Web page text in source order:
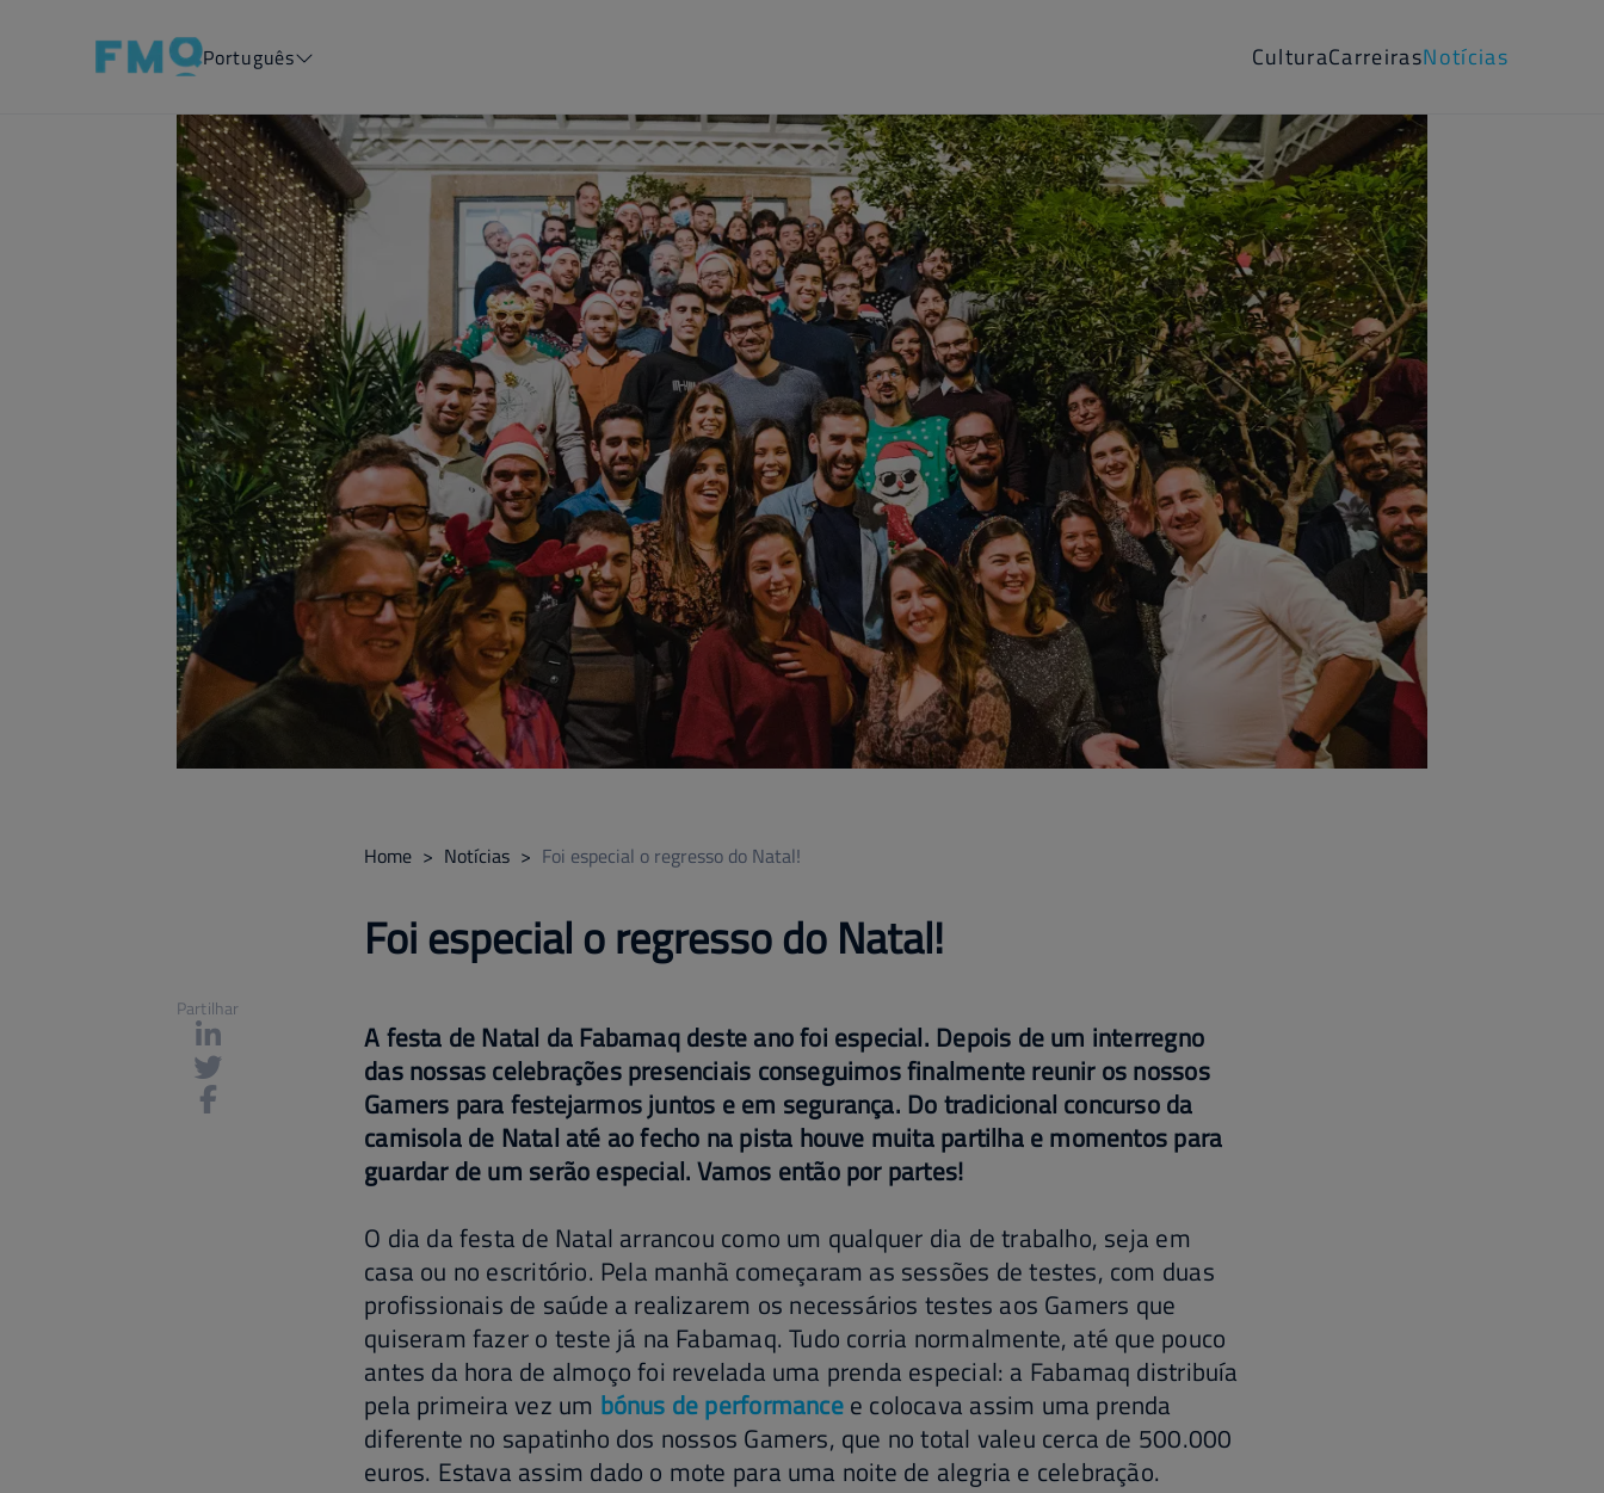
Português CulturaCarreirasNotícias
Partilhar
Home > Notícias > Foi especial o regresso do Natal!
Foi especial o regresso do Natal!
A festa de Natal da Fabamaq deste ano foi especial. Depois de um interregno
das nossas celebrações presenciais conseguimos finalmente reunir os nossos
Gamers para festejarmos juntos e em segurança. Do tradicional concurso da
camisola de Natal até ao fecho na pista houve muita partilha e momentos para
guardar de um serão especial. Vamos então por partes!
O dia da festa de Natal arrancou como um qualquer dia de trabalho, seja em
casa ou no escritório. Pela manhã começaram as sessões de testes, com duas
profissionais de saúde a realizarem os necessários testes aos Gamers que
quiseram fazer o teste já na Fabamaq. Tudo corria normalmente, até que pouco
antes da hora de almoço foi revelada uma prenda especial: a Fabamaq distribuía
pela primeira vez um bónus de performancee colocava assim uma prenda
diferente no sapatinho dos nossos Gamers, que no total valeu cerca de 500.000
euros. Estava assim dado o mote para uma noite de alegria e celebração.